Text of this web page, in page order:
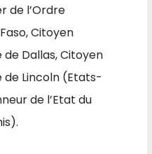
de l’Ordre
Citoyen
de Dallas, Citoyen
de Lincoln (Etats-
de l’Etat du